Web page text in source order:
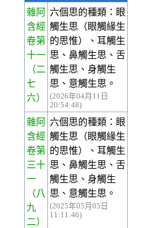
雜阿
含經
卷第
十一
（二
七
六）
六個思的種類：眼
觸生思（眼觸緣生
的思惟）、耳觸生
思、鼻觸生思、舌
觸生思、身觸生
思、意觸生思。
(2026年04月11日
20:54:48)
雜阿
含經
卷第
三十
一
（八
九
二）
六個思的種類：眼
觸生思（眼觸緣生
的思惟）、耳觸生
思、鼻觸生思、舌
觸生思、身觸生
思、意觸生思。
(2025年05月05日
11:11:46)